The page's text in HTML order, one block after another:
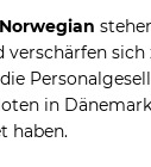
Norwegian
sich
in
haben.